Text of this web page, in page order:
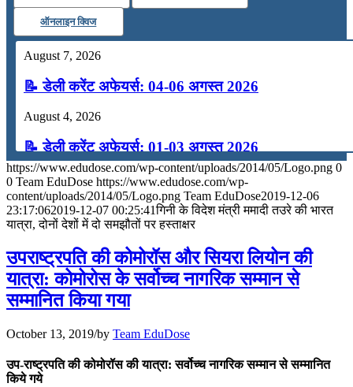
ऑनलाइन क्विज
August 7, 2026
📝 डेली करेंट अफेयर्स: 04-06 अगस्त 2026
August 4, 2026
📝 डेली करेंट अफेयर्स: 01-03 अगस्त 2026
July 31, 2026
📝 डेली करेंट अफेयर्स: 28-31 जुलाई 2026
📝 डेली करेंट अफेयर्स: 25-27 जुलाई 2026
July 25, 2026
📝 डेली करेंट अफेयर्स: 22-24 जुलाई 2026
July 22, 2026
https://www.edudose.com/wp-content/uploads/2014/05/Logo.png 0
0 Team EduDose https://www.edudose.com/wp-
content/uploads/2014/05/Logo.png Team EduDose2019-12-06
23:17:062019-12-07 00:25:41गिनी के विदेश मंत्री ममादी तउरे की भारत
यात्रा, दोनों देशों में दो समझौतों पर हस्‍ताक्षर
उपराष्‍ट्रपति की कोमोरॉस और सियरा लियोन की
यात्रा: कोमोरोस के सर्वोच्‍च नागरिक सम्‍मान से
सम्‍मानित किया गया
October 13, 2019/by Team EduDose
उप-राष्‍ट्रपति की कोमोरॉस की यात्रा: सर्वोच्‍च नागरिक सम्‍मान से सम्‍मानित
किये गये